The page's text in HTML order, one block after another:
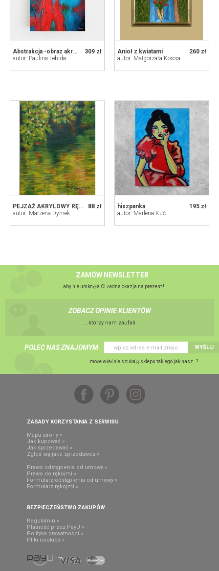
309 zł
Abstrakcja -obraz akrylowy 50/70 cm
autor: Paulina Lebida
260 zł
Anioł z kwiatami
autor: Małgorzata Kossakowska
88 zł
PEJZAŻ AKRYLOWY RĘCZNIE MALOWANY NA PŁÓTNIE REFLEKSY SCHYŁKU LATA - 30x24cm
autor: Marzena Dymek
195 zł
hiszpanka
autor: Marlena Kuć
ZAMÓW NEWSLETTER
...aby nie umknęła Ci żadna okazja na prezent !
ZOBACZ OPINIE KLIENTÓW
...którzy nam zaufali
POLEĆ NAS ZNAJOMYM WYŚLIJ
...może właśnie szukają sklepu takiego jak nasz..?
ZASADY KORZYSTANIA Z SERWISU
Mapa strony »
Jak kupować »
Jak sprzedawać »
Zgłoś się jako sprzedawca »
Prawo odstąpienia od umowy »
Prawo do rękojmi »
Formularz odstąpienia od umowy »
Formularz rękojmi »
BEZPIECZEŃSTWO ZAKUPÓW
Regulamin »
Płatność przez PayU »
Polityka prywatności »
Pliki cookies »